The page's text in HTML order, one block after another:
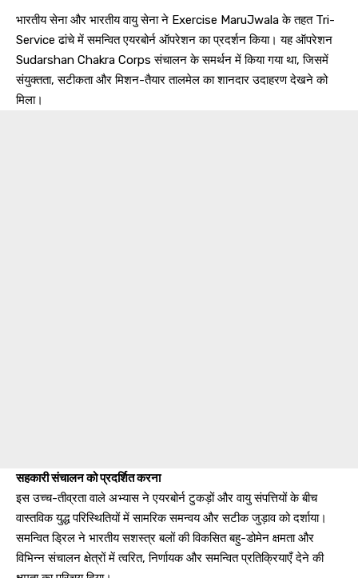
भारतीय सेना और भारतीय वायु सेना ने Exercise MaruJwala के तहत Tri-
Service ढांचे में समन्वित एयरबोर्न ऑपरेशन का प्रदर्शन किया। यह ऑपरेशन
Sudarshan Chakra Corps संचालन के समर्थन में किया गया था, जिसमें
संयुक्तता, सटीकता और मिशन-तैयार तालमेल का शानदार उदाहरण देखने को
मिला।
सहकारी संचालन को प्रदर्शित करना
इस उच्च-तीव्रता वाले अभ्यास ने एयरबोर्न टुकड़ों और वायु संपत्तियों के बीच
वास्तविक युद्ध परिस्थितियों में सामरिक समन्वय और सटीक जुड़ाव को दर्शाया।
समन्वित ड्रिल ने भारतीय सशस्त्र बलों की विकसित बहु-डोमेन क्षमता और
विभिन्न संचालन क्षेत्रों में त्वरित, निर्णायक और समन्वित प्रतिक्रियाएँ देने की